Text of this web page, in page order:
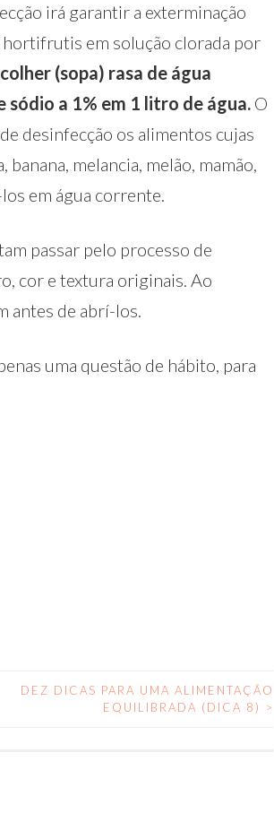
irá garantir a exterminação
em solução clorada por
(sopa) rasa de água
a 1% em 1 litro de água. O
desinfecção os alimentos cujas
banana, melancia, melão, mamão,
em água corrente.
passar pelo processo de
cor e textura originais. Ao
antes de abrí-los.
uma questão de hábito, para
DEZ DICAS PARA UMA ALIMENTAÇÃO
EQUILIBRADA (DICA 8) >